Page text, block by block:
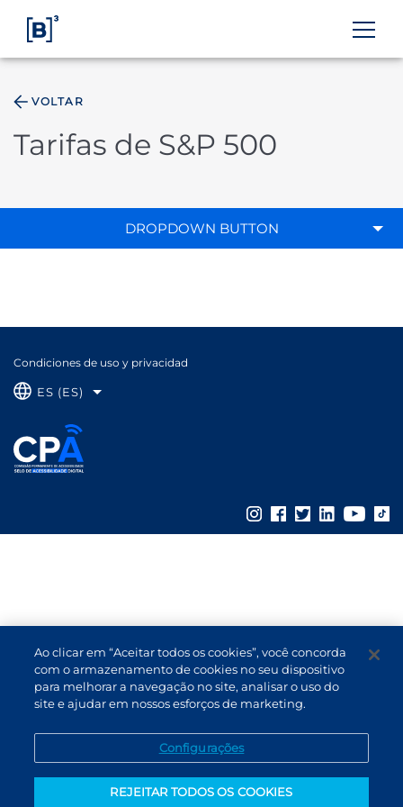
ÁREA DO INVESTIDOR
VOLTAR
Tarifas de S&P 500
DROPDOWN BUTTON
Condiciones de uso y privacidad
ES (ES)
Ao clicar em “Aceitar todos os cookies”, você concorda
com o armazenamento de cookies no seu dispositivo
para melhorar a navegação no site, analisar o uso do
site e ajudar em nossos esforços de marketing.
Configurações
REJEITAR TODOS OS COOKIES